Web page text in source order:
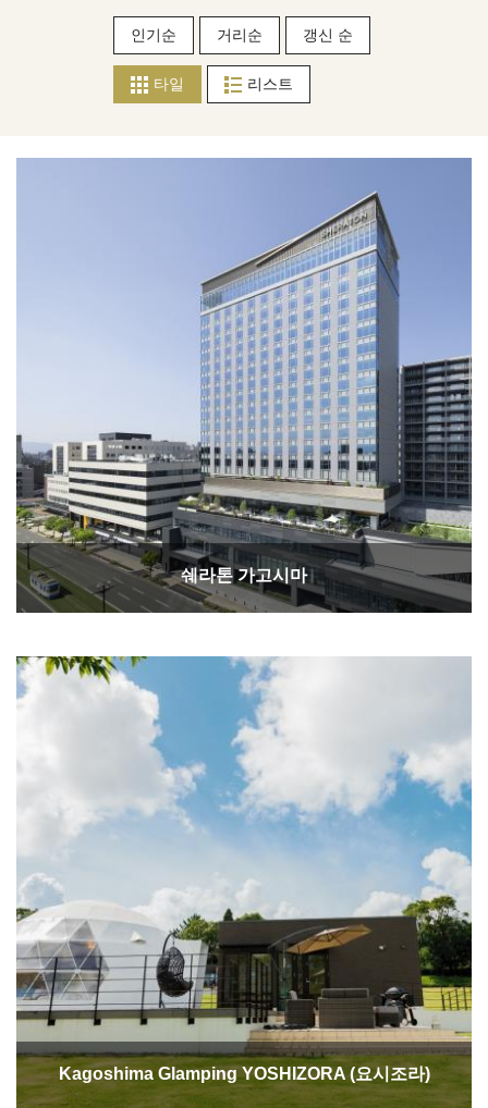
인기순 거리순 갱신 순
타일 리스트
쉐라톤 가고시마
Kagoshima Glamping YOSHIZORA (요시조라)